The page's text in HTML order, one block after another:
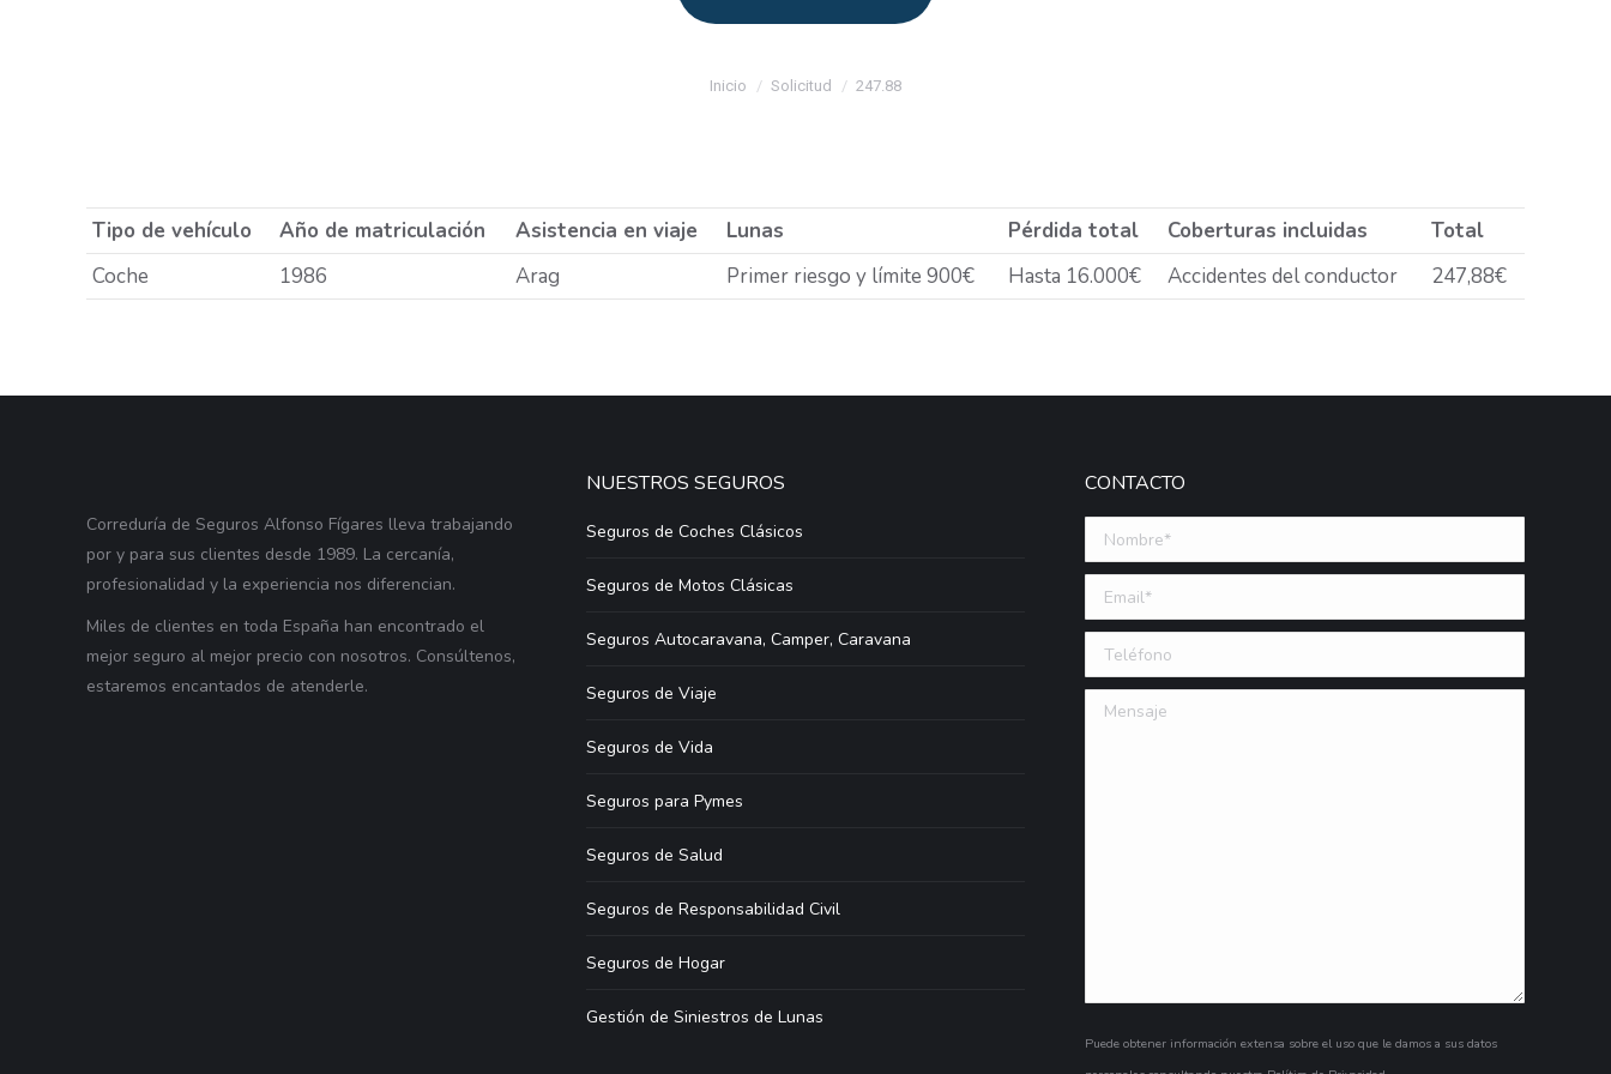
Estás aquí:
Inicio Solicitud 247.88
Tipo de vehículo Año de matriculación Asistencia en viaje Lunas Pérdida total Coberturas incluidas
Total
Coche
1986 Arag Primer riesgo y límite 900€ Hasta 16.000€ Accidentes del conductor 247,88€
Correduría de Seguros Alfonso Fígares lleva trabajando
por y para sus clientes desde 1989. La cercanía,
profesionalidad y la experiencia nos diferencian.
Miles de clientes en toda España han encontrado el
mejor seguro al mejor precio con nosotros. Consúltenos,
estaremos encantados de atenderle.
NUESTROS SEGUROS
Seguros de Coches Clásicos
Seguros de Motos Clásicas
Seguros Autocaravana, Camper, Caravana
Seguros de Viaje
Seguros de Vida
Seguros para Pymes
Seguros de Salud
Seguros de Responsabilidad Civil
Seguros de Hogar
Gestión de Siniestros de Lunas
CONTACTO
Nombre *
Email (requerido)
Teléfono
Mensaje
Puede obtener información extensa sobre el uso que le damos a sus datos